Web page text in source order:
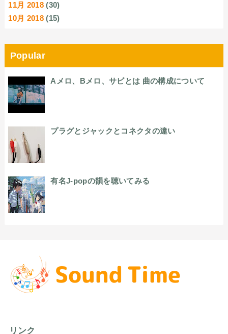
11月 2018 (30)
10月 2018 (15)
Popular
Aメロ、Bメロ、サビとは 曲の構成について
プラグとジャックとコネクタの違い
有名J-popの韻を聴いてみる
リンク